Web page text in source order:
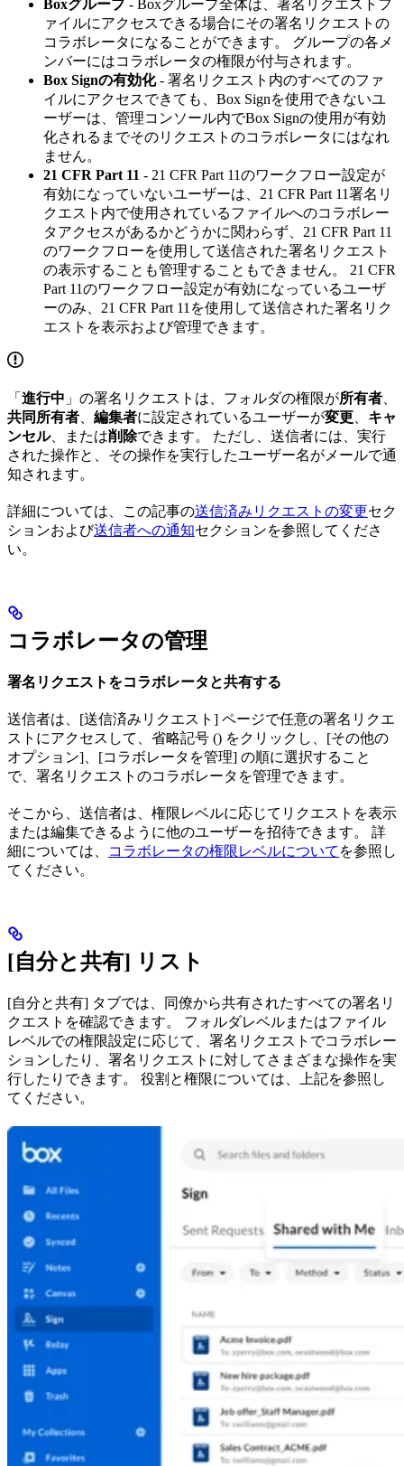
Boxグループ - Boxグループ全体は、署名リクエストフ
ァイルにアクセスできる場合にその署名リクエストの
コラボレータになることができます。 グループの各メ
ンバーにはコラボレータの権限が付与されます。
Box Signの有効化- 署名リクエスト内のすべてのファ
イルにアクセスできても、Box Signを使用できないユ
ーザーは、管理コンソール内でBox Signの使用が有効
化されるまでそのリクエストのコラボレータにはなれ
ません。
21 CFR Part 11 - 21 CFR Part 11のワークフロー設定が
有効になっていないユーザーは、21 CFR Part 11署名リ
クエスト内で使用されているファイルへのコラボレー
タアクセスがあるかどうかに関わらず、21 CFR Part 11
のワークフローを使用して送信された署名リクエスト
の表示することも管理することもできません。 21 CFR
Part 11のワークフロー設定が有効になっているユーザ
ーのみ、21 CFR Part 11を使用して送信された署名リク
エストを表示および管理できます。
「 進行中 」の署名リクエストは、フォルダの権限が所有者
共同所有者
編集者に設定されているユーザーが変更
キャ
ンセル、または削除できます。 ただし、送信者には、実行
された操作と、その操作を実行したユーザー名がメールで通
知されます。
詳細については、この記事の送信済みリクエストの変更セク
ションおよび送信者への通知セクションを参照してくださ
い。
コラボレータの管理
署名リクエストをコラボレータと共有する
送信者は、[送信済みリクエスト] ページで任意の署名リクエ
ストにアクセスして、省略記号 () をクリックし、[その他の
オプション]、[コラボレータを管理] の順に選択すること
で、署名リクエストのコラボレータを管理できます。
そこから、送信者は、権限レベルに応じてリクエストを表示
または編集できるように他のユーザーを招待できます。 詳
細については、
コラボレータの権限レベルについて を参照し
てください。
[自分と共有] リスト
[自分と共有] タブでは、同僚から共有されたすべての署名リ
クエストを確認できます。 フォルダレベルまたはファイル
レベルでの権限設定に応じて、署名リクエストでコラボレー
ションしたり、署名リクエストに対してさまざまな操作を実
行したりできます。 役割と権限については、上記を参照し
てください。